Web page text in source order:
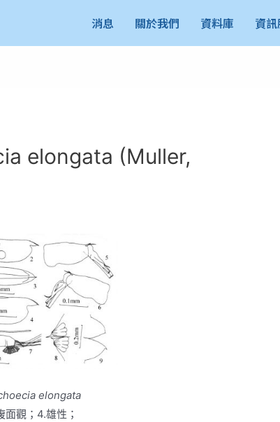
消息 關於我們 資料庫 資
elongata (Muller,
elongata
面觀；4.雄性；